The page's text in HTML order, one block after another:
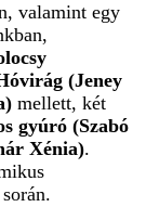
valamint egy
(Jeney
mellett, két
gyúró (Szabó
Xénia).